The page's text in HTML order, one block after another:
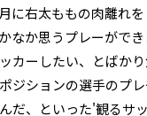
に右太ももの肉離れ
なか思うプレーがで
カーしたい、とばか
ジションの選手のプ
だ、といった'観るサ